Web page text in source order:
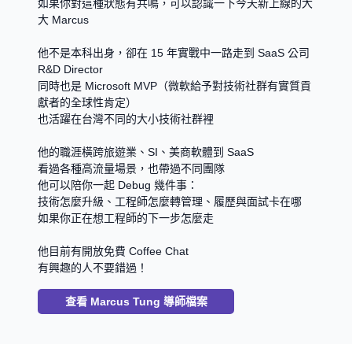
如果你對這種狀態有共鳴，可以認識一下今天新上線的大
大 Marcus
他不是本科出身，卻在 15 年實戰中一路走到 SaaS 公司
R&D Director
同時也是 Microsoft MVP（微軟給予對技術社群有實質貢
獻者的全球性肯定）
也活躍在台灣不同的大小技術社群裡
他的職涯橫跨旅遊業、SI、美商軟體到 SaaS
看過各種高流量場景，也帶過不同團隊
他可以陪你一起 Debug 幾件事：
技術怎麼升級、工程師怎麼轉管理、履歷與面試卡在哪
如果你正在想工程師的下一步怎麼走
他目前有開放免費 Coffee Chat
有興趣的人不要錯過！
查看 Marcus Tung 導師檔案